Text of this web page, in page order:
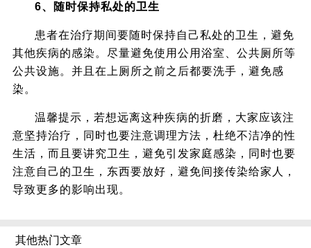
6、随时保持私处的卫生
患者在治疗期间要随时保持自己私处的卫生，避免
其他疾病的感染。尽量避免使用公用浴室、公共厕所等
公共设施。并且在上厕所之前之后都要洗手，避免感
染。
温馨提示，若想远离这种疾病的折磨，大家应该注
意坚持治疗，同时也要注意调理方法，杜绝不洁净的性
生活，而且要讲究卫生，避免引发家庭感染，同时也要
注意自己的卫生，东西要放好，避免间接传染给家人，
导致更多的影响出现。
其他热门文章